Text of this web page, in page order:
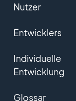
Nutzer
Entwicklers
Individuelle
Entwicklung
Glossar